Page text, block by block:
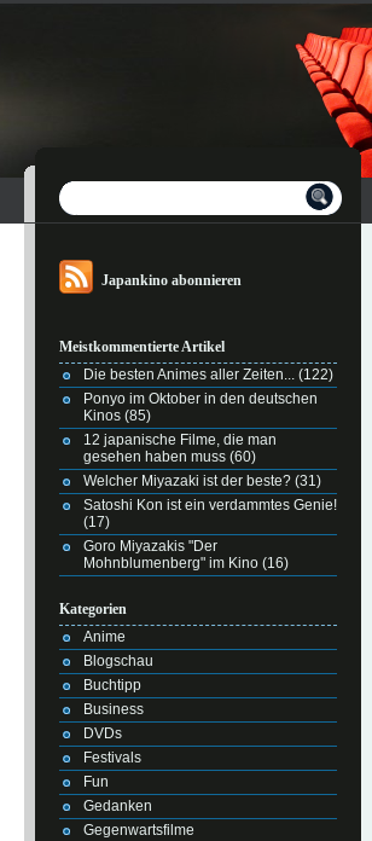
Japankino abonnieren
Meistkommentierte Artikel
Die besten Animes aller Zeiten... (122)
Ponyo im Oktober in den deutschen
Kinos (85)
12 japanische Filme, die man
gesehen haben muss (60)
Welcher Miyazaki ist der beste? (31)
Satoshi Kon ist ein verdammtes Genie!
(17)
Goro Miyazakis "Der
Mohnblumenberg" im Kino (16)
Kategorien
Anime
Blogschau
Buchtipp
Business
DVDs
Festivals
Fun
Gedanken
Gegenwartsfilme